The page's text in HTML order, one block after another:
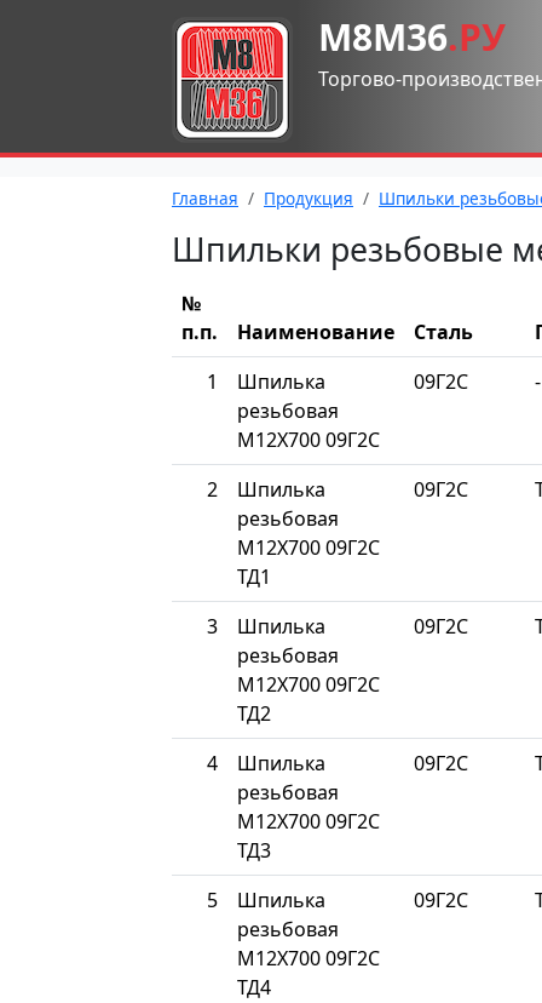
М8М36.РУ
Торгово-
Главная Продукция Шпильки
Шпильки резьбовые
№
п.п.
Наименование Сталь
1
Шпилька
резьбовая
М12Х700 09Г2С
09Г2С -
2
Шпилька
резьбовая
М12Х700 09Г2С
ТД1
09Г2С
3
Шпилька
резьбовая
М12Х700 09Г2С
ТД2
09Г2С
4
Шпилька
резьбовая
М12Х700 09Г2С
ТД3
09Г2С
5
Шпилька
резьбовая
М12Х700 09Г2С
ТД4
09Г2С